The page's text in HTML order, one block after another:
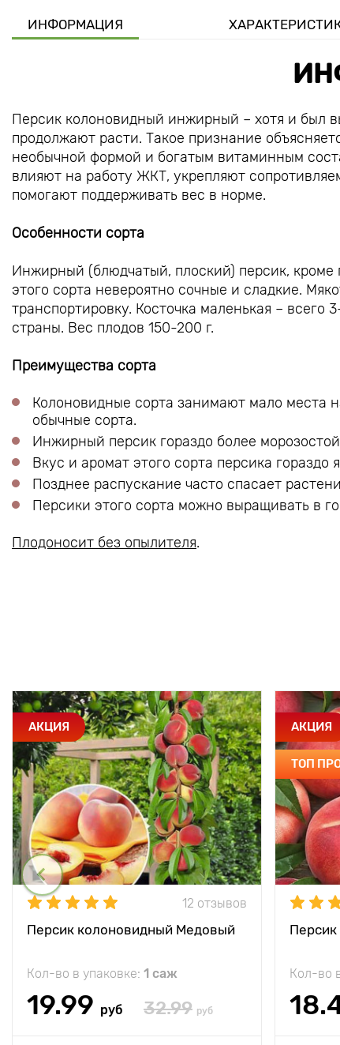
ИНФОРМАЦИЯ
Персик колоновидный инжирный – хотя и был
продолжают расти. Такое признание
необычной формой и богатым витаминным
влияют на работу ЖКТ, укрепляют
помогают поддерживать вес в норме.
Особенности сорта
Инжирный (блюдчатый, плоский) персик,
этого сорта невероятно сочные и сладкие.
транспортировку. Косточка маленькая – всего
страны. Вес плодов 150-200 г.
Преимущества сорта
Колоновидные сорта занимают мало места
обычные сорта.
Инжирный персик гораздо более
Вкус и аромат этого сорта персика гораздо
Позднее распускание часто спасает
Персики этого сорта можно выращивать в
Плодоносит без опылителя.
АКЦИЯ
12 отзывов
Персик колоновидный Медовый
Кол-во в упаковке: 1 саж
19.99 руб 32.99 руб
АКЦИЯ
ТОП
Кол-во